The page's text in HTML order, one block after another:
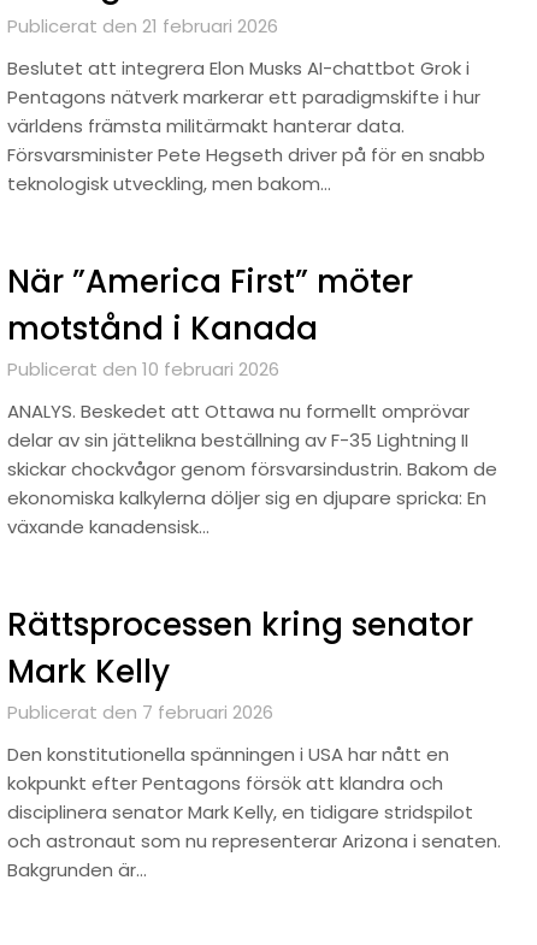
Publicerat den 21 februari 2026
Beslutet att integrera Elon Musks AI-chattbot Grok i
Pentagons nätverk markerar ett paradigmskifte i hur
världens främsta militärmakt hanterar data.
Försvarsminister Pete Hegseth driver på för en snabb
teknologisk utveckling, men bakom…
När ”America First” möter
motstånd i Kanada
Publicerat den 10 februari 2026
ANALYS. Beskedet att Ottawa nu formellt omprövar
delar av sin jättelikna beställning av F-35 Lightning II
skickar chockvågor genom försvarsindustrin. Bakom de
ekonomiska kalkylerna döljer sig en djupare spricka: En
växande kanadensisk…
Rättsprocessen kring senator
Mark Kelly
Publicerat den 7 februari 2026
Den konstitutionella spänningen i USA har nått en
kokpunkt efter Pentagons försök att klandra och
disciplinera senator Mark Kelly, en tidigare stridspilot
och astronaut som nu representerar Arizona i senaten.
Bakgrunden är…